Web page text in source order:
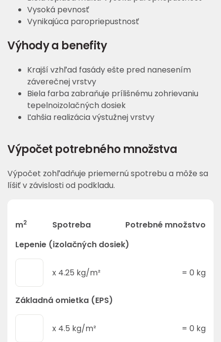
Vysoká pevnosť
Vynikajúca paropriepustnosť
Výhody a benefity
Krajší vzhľad fasády ešte pred nanesením
záverečnej vrstvy
Biela farba zabraňuje prílišnému zohrievaniu
tepelnoizolačných dosiek
Ľahšia realizácia výstužnej vrstvy
Výpočet potrebného množstva
Výpočet zohľadňuje priemernú spotrebu a môže sa
líšiť v závislosti od podkladu.
m2 Spotreba
Potrebné množstvo
Lepenie (izolačných dosiek)
x 4.25 kg/m² = 0 kg
Základná omietka (EPS)
x 4.5 kg/m² = 0 kg